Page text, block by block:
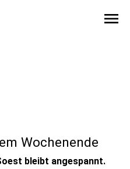
menu
Wochenende
bleibt angespannt.